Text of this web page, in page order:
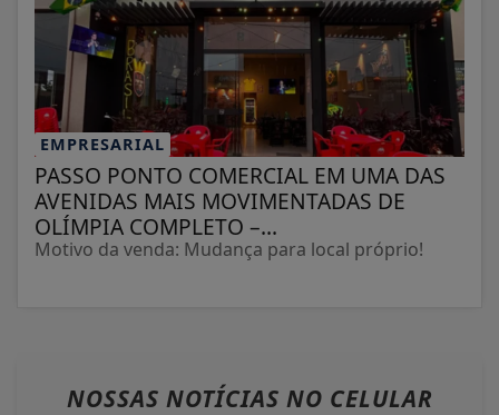
EMPRESARIAL
PASSO PONTO COMERCIAL EM UMA DAS
AVENIDAS MAIS MOVIMENTADAS DE
OLÍMPIA COMPLETO –...
Motivo da venda: Mudança para local próprio!
NOSSAS NOTÍCIAS NO CELULAR